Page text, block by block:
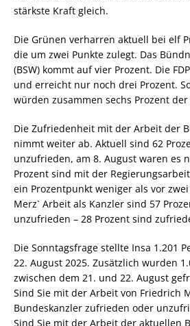
stärkste Kraft gleich.
Die Grünen verharren aktuell bei elf
die um zwei Punkte zulegt. Das
(BSW) kommt auf vier Prozent. Die
und erreicht nur noch drei Prozent.
würden zusammen sechs Prozent
Die Zufriedenheit mit der Arbeit der
nimmt weiter ab. Aktuell sind 62
unzufrieden, am 8. August waren es
Prozent sind mit der
ein Prozentpunkt weniger als vor
Merz` Arbeit als Kanzler sind 57
unzufrieden – 28 Prozent sind
Die Sonntagsfrage stellte Insa 1.201
22. August 2025. Zusätzlich wurden
zwischen dem 21. und 22. August
Sind Sie mit der Arbeit von Friedrich
Bundeskanzler zufrieden oder
Sind Sie mit der Arbeit der aktuellen